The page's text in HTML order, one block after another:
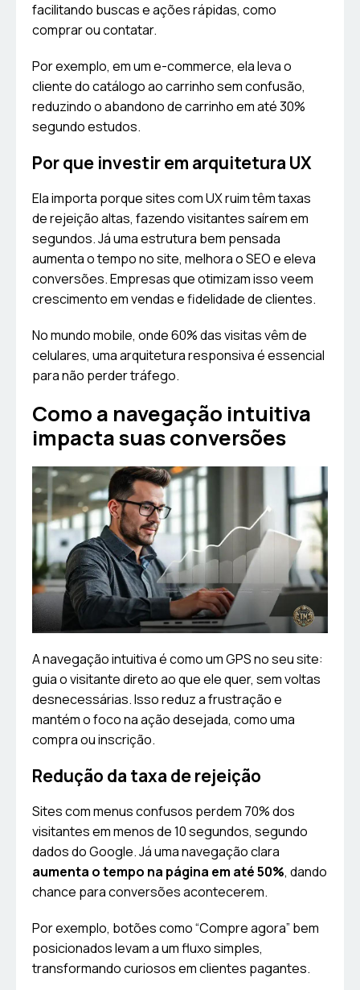
facilitando buscas e ações rápidas, como
comprar ou contatar.
Por exemplo, em um e-commerce, ela leva o
cliente do catálogo ao carrinho sem confusão,
reduzindo o abandono de carrinho em até 30%
segundo estudos.
Por que investir em arquitetura UX
Ela importa porque sites com UX ruim têm taxas
de rejeição altas, fazendo visitantes saírem em
segundos. Já uma estrutura bem pensada
aumenta o tempo no site, melhora o SEO e eleva
conversões. Empresas que otimizam isso veem
crescimento em vendas e fidelidade de clientes.
No mundo mobile, onde 60% das visitas vêm de
celulares, uma arquitetura responsiva é essencial
para não perder tráfego.
Como a navegação intuitiva
impacta suas conversões
A navegação intuitiva é como um GPS no seu site:
guia o visitante direto ao que ele quer, sem voltas
desnecessárias. Isso reduz a frustração e
mantém o foco na ação desejada, como uma
compra ou inscrição.
Redução da taxa de rejeição
Sites com menus confusos perdem 70% dos
visitantes em menos de 10 segundos, segundo
dados do Google. Já uma navegação clara
aumenta o tempo na página em até 50%, dando
chance para conversões acontecerem.
Por exemplo, botões como “Compre agora” bem
posicionados levam a um fluxo simples,
transformando curiosos em clientes pagantes.